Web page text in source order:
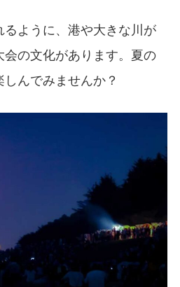
ように、港や大きな川が
の文化があります。夏の
んでみませんか？